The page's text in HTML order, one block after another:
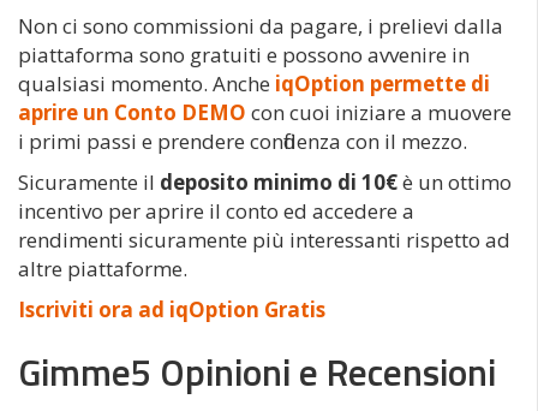
Non ci sono commissioni da pagare, i prelievi dalla
piattaforma sono gratuiti e possono avvenire in
qualsiasi momento. Anche iqOption permette di
aprire un Conto DEMO con cuoi iniziare a muovere
i primi passi e prendere confidenza con il mezzo.
Sicuramente il deposito minimo di 10€è un ottimo
incentivo per aprire il conto ed accedere a
rendimenti sicuramente più interessanti rispetto ad
altre piattaforme.
Iscriviti ora ad iqOption Gratis
Gimme5 Opinioni e Recensioni